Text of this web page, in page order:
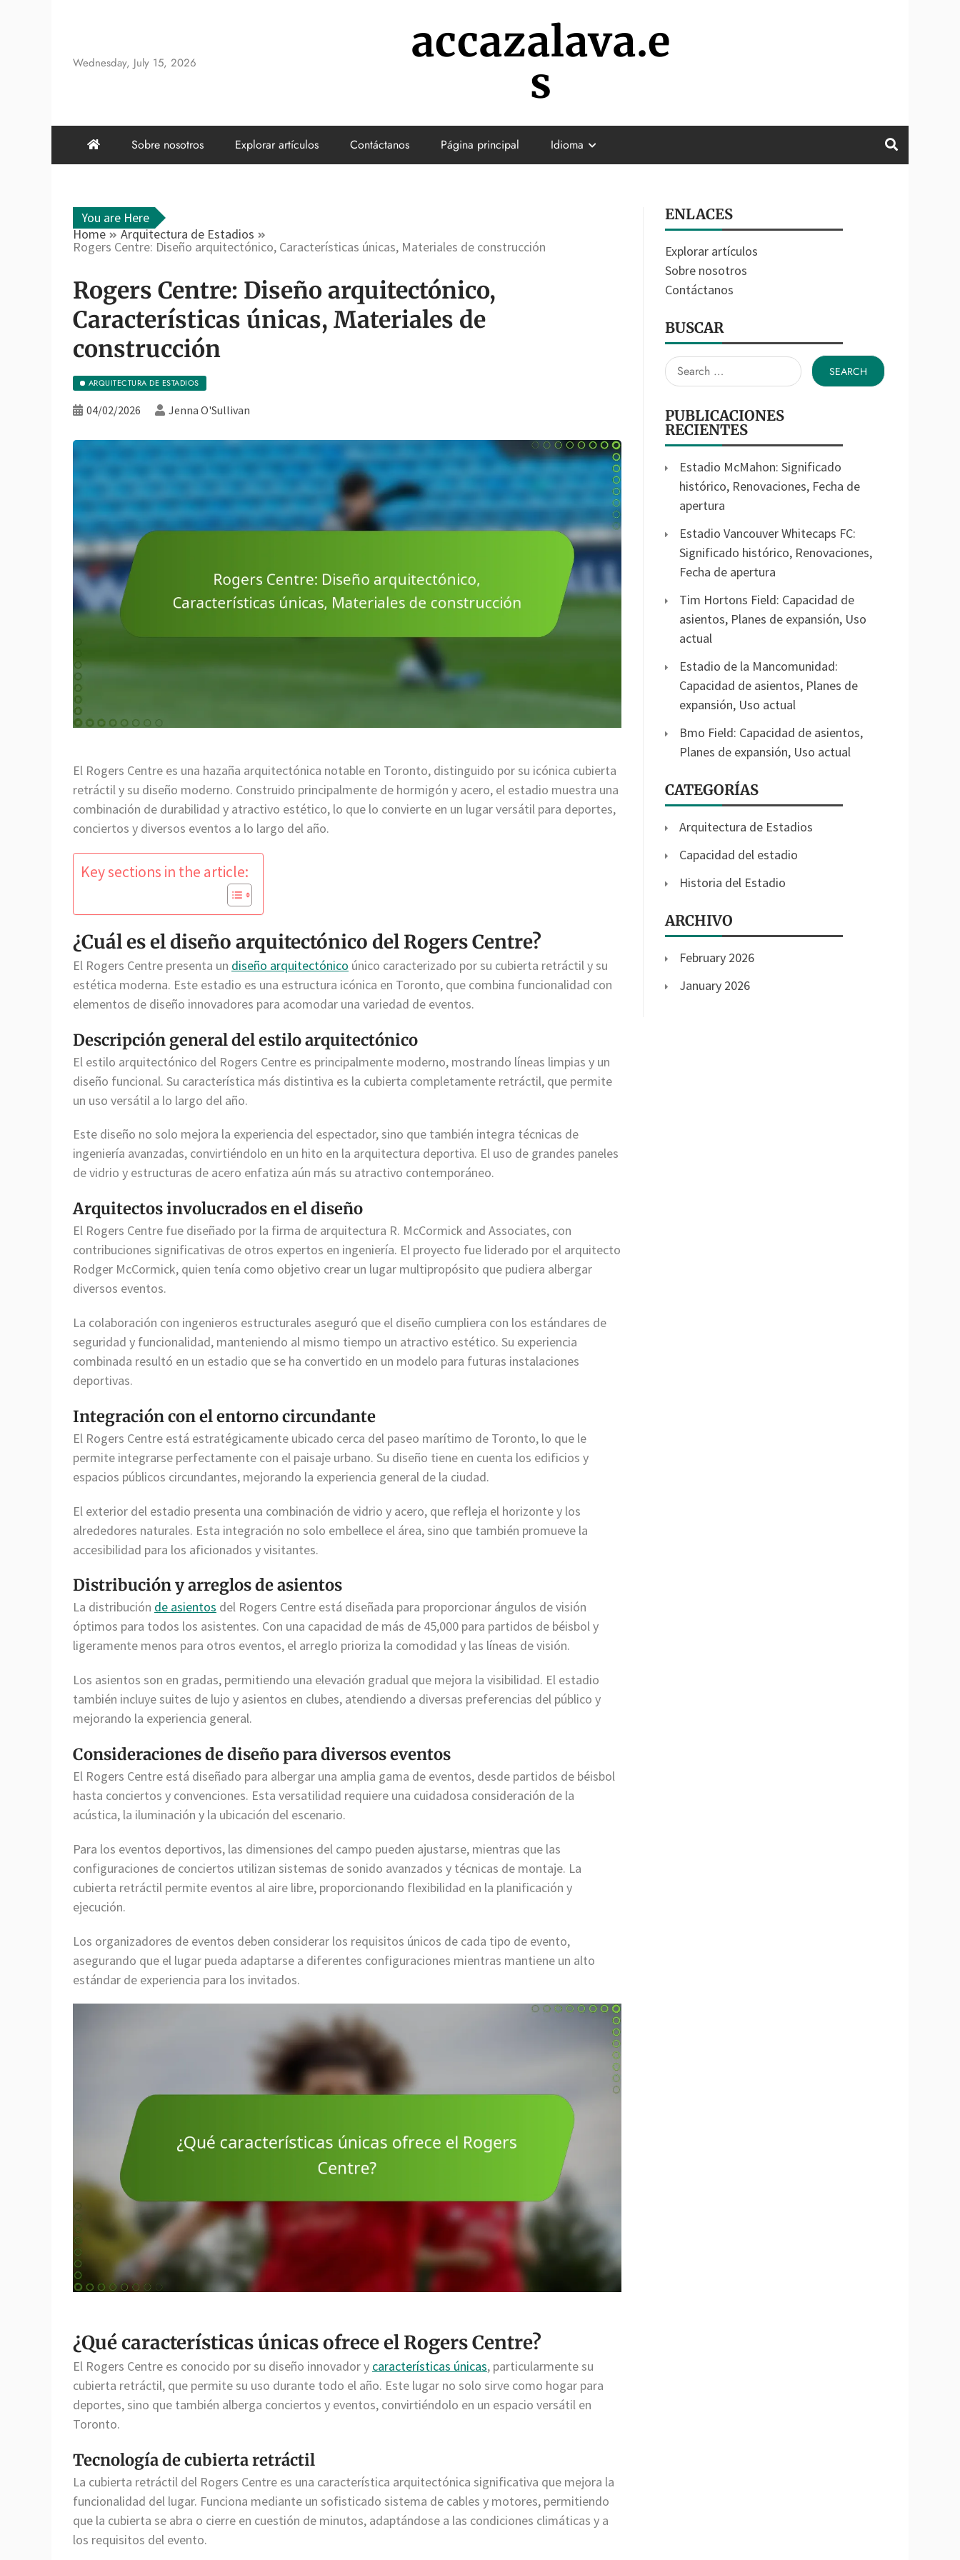
Wednesday, July 15, 2026 accazalava.e
s
Sobre nosotros Explorar artículos Contáctanos Página principal Idioma
You are Here
Home
Arquitectura de Estadios
Rogers Centre: Diseño arquitectónico, Características únicas, Materiales de construcción
Rogers Centre: Diseño arquitectónico,
Características únicas, Materiales de
construcción
ARQUITECTURA DE ESTADIOS
04/02/2026 Jenna O'Sullivan
El Rogers Centre es una hazaña arquitectónica notable en Toronto, distinguido por su icónica cubierta
retráctil y su diseño moderno. Construido principalmente de hormigón y acero, el estadio muestra una
combinación de durabilidad y atractivo estético, lo que lo convierte en un lugar versátil para deportes,
conciertos y diversos eventos a lo largo del año.
Key sections in the article:
¿Cuál es el diseño arquitectónico del Rogers Centre?
El Rogers Centre presenta un diseño arquitectónico único caracterizado por su cubierta retráctil y su
estética moderna. Este estadio es una estructura icónica en Toronto, que combina funcionalidad con
elementos de diseño innovadores para acomodar una variedad de eventos.
Descripción general del estilo arquitectónico
El estilo arquitectónico del Rogers Centre es principalmente moderno, mostrando líneas limpias y un
diseño funcional. Su característica más distintiva es la cubierta completamente retráctil, que permite
un uso versátil a lo largo del año.
Este diseño no solo mejora la experiencia del espectador, sino que también integra técnicas de
ingeniería avanzadas, convirtiéndolo en un hito en la arquitectura deportiva. El uso de grandes paneles
de vidrio y estructuras de acero enfatiza aún más su atractivo contemporáneo.
Arquitectos involucrados en el diseño
El Rogers Centre fue diseñado por la firma de arquitectura R. McCormick and Associates, con
contribuciones significativas de otros expertos en ingeniería. El proyecto fue liderado por el arquitecto
Rodger McCormick, quien tenía como objetivo crear un lugar multipropósito que pudiera albergar
diversos eventos.
La colaboración con ingenieros estructurales aseguró que el diseño cumpliera con los estándares de
seguridad y funcionalidad, manteniendo al mismo tiempo un atractivo estético. Su experiencia
combinada resultó en un estadio que se ha convertido en un modelo para futuras instalaciones
deportivas.
Integración con el entorno circundante
El Rogers Centre está estratégicamente ubicado cerca del paseo marítimo de Toronto, lo que le
permite integrarse perfectamente con el paisaje urbano. Su diseño tiene en cuenta los edificios y
espacios públicos circundantes, mejorando la experiencia general de la ciudad.
El exterior del estadio presenta una combinación de vidrio y acero, que refleja el horizonte y los
alrededores naturales. Esta integración no solo embellece el área, sino que también promueve la
accesibilidad para los aficionados y visitantes.
Distribución y arreglos de asientos
La distribución de asientos del Rogers Centre está diseñada para proporcionar ángulos de visión
óptimos para todos los asistentes. Con una capacidad de más de 45,000 para partidos de béisbol y
ligeramente menos para otros eventos, el arreglo prioriza la comodidad y las líneas de visión.
Los asientos son en gradas, permitiendo una elevación gradual que mejora la visibilidad. El estadio
también incluye suites de lujo y asientos en clubes, atendiendo a diversas preferencias del público y
mejorando la experiencia general.
Consideraciones de diseño para diversos eventos
El Rogers Centre está diseñado para albergar una amplia gama de eventos, desde partidos de béisbol
hasta conciertos y convenciones. Esta versatilidad requiere una cuidadosa consideración de la
acústica, la iluminación y la ubicación del escenario.
Para los eventos deportivos, las dimensiones del campo pueden ajustarse, mientras que las
configuraciones de conciertos utilizan sistemas de sonido avanzados y técnicas de montaje. La
cubierta retráctil permite eventos al aire libre, proporcionando flexibilidad en la planificación y
ejecución.
Los organizadores de eventos deben considerar los requisitos únicos de cada tipo de evento,
asegurando que el lugar pueda adaptarse a diferentes configuraciones mientras mantiene un alto
estándar de experiencia para los invitados.
¿Qué características únicas ofrece el Rogers Centre?
El Rogers Centre es conocido por su diseño innovador y características únicas, particularmente su
cubierta retráctil, que permite su uso durante todo el año. Este lugar no solo sirve como hogar para
deportes, sino que también alberga conciertos y eventos, convirtiéndolo en un espacio versátil en
Toronto.
Tecnología de cubierta retráctil
La cubierta retráctil del Rogers Centre es una característica arquitectónica significativa que mejora la
funcionalidad del lugar. Funciona mediante un sofisticado sistema de cables y motores, permitiendo
que la cubierta se abra o cierre en cuestión de minutos, adaptándose a las condiciones climáticas y a
los requisitos del evento.
ENLACES
Explorar artículos
Sobre nosotros
Contáctanos
BUSCAR
Search
for:
PUBLICACIONES
RECIENTES
Estadio McMahon: Significado
histórico, Renovaciones, Fecha de
apertura
Estadio Vancouver Whitecaps FC:
Significado histórico, Renovaciones,
Fecha de apertura
Tim Hortons Field: Capacidad de
asientos, Planes de expansión, Uso
actual
Estadio de la Mancomunidad:
Capacidad de asientos, Planes de
expansión, Uso actual
Bmo Field: Capacidad de asientos,
Planes de expansión, Uso actual
CATEGORÍAS
Arquitectura de Estadios
Capacidad del estadio
Historia del Estadio
ARCHIVO
February 2026
January 2026